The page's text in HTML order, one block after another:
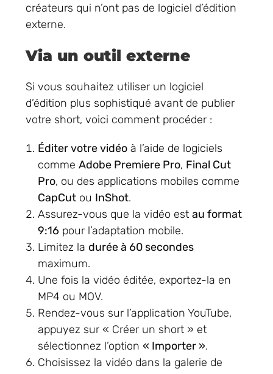
créateurs qui n’ont pas de logiciel d’édition
externe.
Via un outil externe
Si vous souhaitez utiliser un logiciel
d’édition plus sophistiqué avant de publier
votre short, voici comment procéder :
Éditer votre vidéo à l’aide de logiciels
commeAdobe Premiere Pro, Final Cut
Pro, ou des applications mobiles comme
CapCut ou InShot.
Assurez-vous que la vidéo estau format
9:16 pour l’adaptation mobile.
Limitez ladurée à 60 secondes
maximum.
Une fois la vidéo éditée, exportez-la en
MP4 ou MOV.
Rendez-vous sur l’application YouTube,
appuyez sur « Créer un short » et
sélectionnez l’option« Importer ».
Choisissez la vidéo dans la galerie de